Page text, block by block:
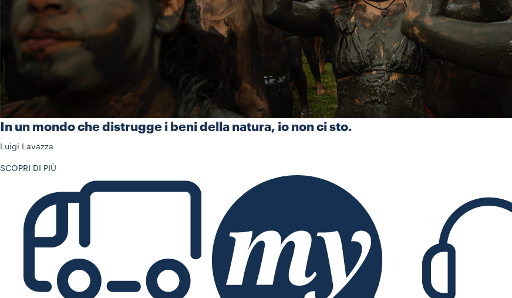
In un mondo che distrugge i beni della natura, io non ci sto.
Luigi Lavazza
SCOPRI DI PIÙ